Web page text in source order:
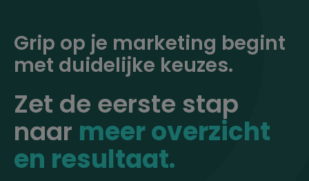
Grip op je marketing begint
met duidelijke keuzes.
Zet de eerste stap
naar meer overzicht
en resultaat.